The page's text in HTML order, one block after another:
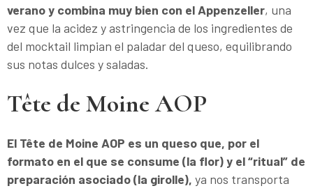
verano y combina muy bien con el Appenzeller, una
vez que la acidez y astringencia de los ingredientes de
del mocktail limpian el paladar del queso, equilibrando
sus notas dulces y saladas.
Tête de Moine AOP
El Tête de Moine AOP es un queso que, por el
formato en el que se consume (la flor) y el “ritual” de
preparación asociado (la girolle), ya nos transporta